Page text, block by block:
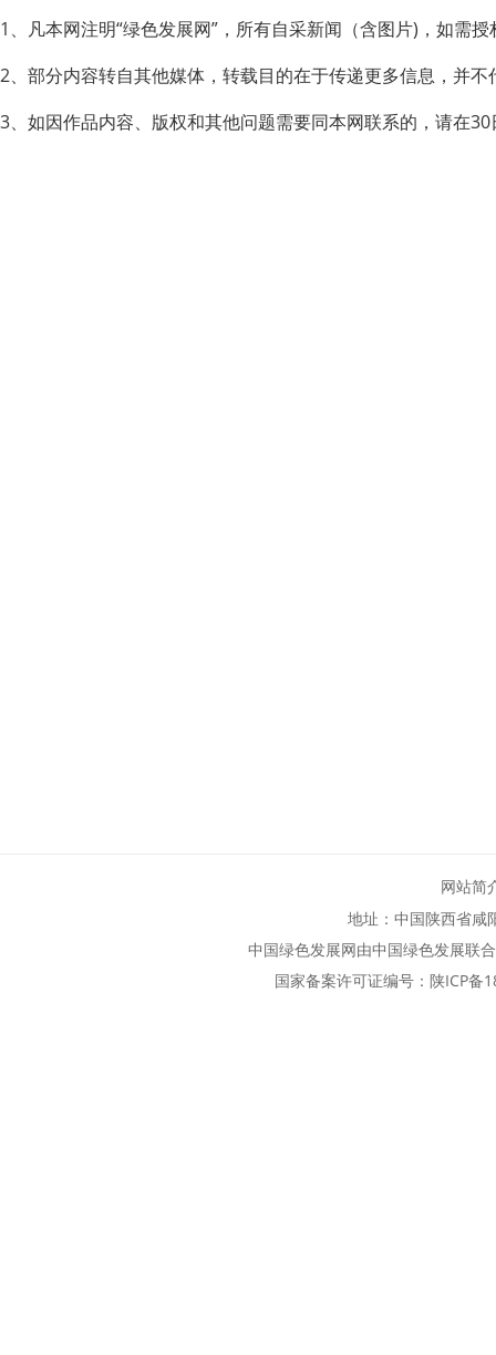
1、凡本网注明“绿色发展网”，所有自采新闻（含图片)，如需
2、部分内容转自其他媒体，转载目的在于传递更多信息，并
3、如因作品内容、版权和其他问题需要同本网联系的，请在
网站简
地址：中国陕西省咸
中国绿色发展网由中国绿色发展联
国家备案许可证编号： 陕ICP备